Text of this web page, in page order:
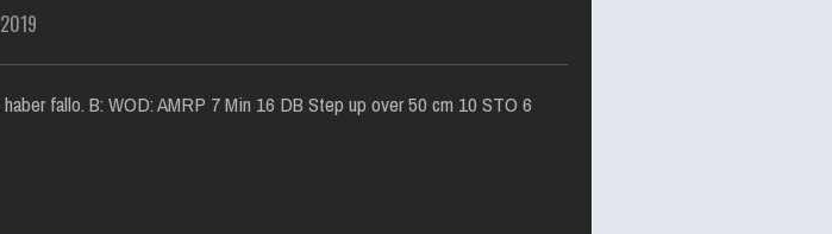
fallo. B: WOD: AMRP 7 Min 16 DB Step up over 50 cm 10 STO 6